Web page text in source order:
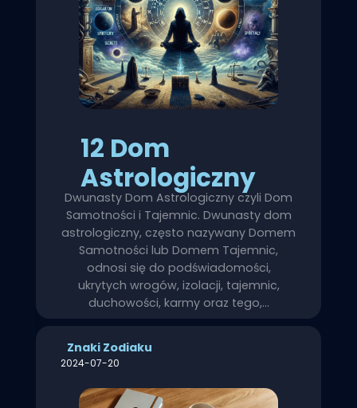
12 Dom
Astrologiczny
Dwunasty Dom Astrologiczny czyli Dom
Samotności i Tajemnic. Dwunasty dom
astrologiczny, często nazywany Domem
Samotności lub Domem Tajemnic,
odnosi się do podświadomości,
ukrytych wrogów, izolacji, tajemnic,
duchowości, karmy oraz tego,…
Znaki Zodiaku
2024-07-20